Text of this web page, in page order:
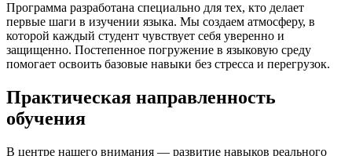
Программа разработана специально для тех, кто делает
первые шаги в изучении языка. Мы создаем атмосферу, в
которой каждый студент чувствует себя уверенно и
защищенно. Постепенное погружение в языковую среду
помогает освоить базовые навыки без стресса и перегрузок.
Практическая направленность
обучения
В центре нашего внимания — развитие навыков реального